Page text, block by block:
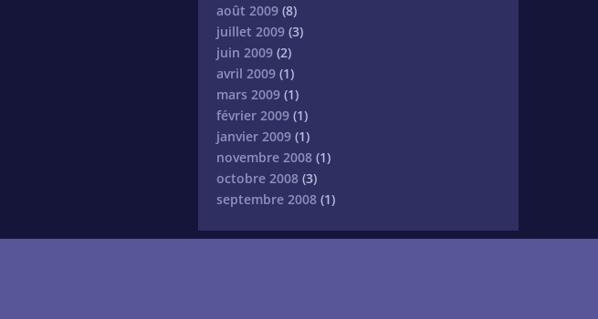
août 2009 (8)
juillet 2009 (3)
juin 2009 (2)
avril 2009 (1)
mars 2009 (1)
février 2009 (1)
janvier 2009 (1)
novembre 2008 (1)
octobre 2008 (3)
septembre 2008 (1)